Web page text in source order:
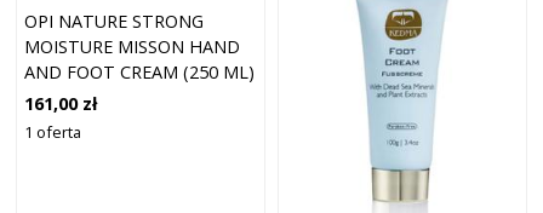
OPI NATURE STRONG
MOISTURE MISSON HAND
AND FOOT CREAM (250 ML)
161,00 zł
1 oferta